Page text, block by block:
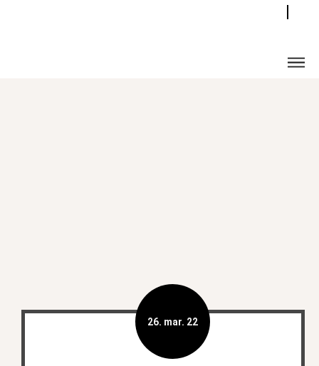
26. mar. 22